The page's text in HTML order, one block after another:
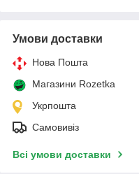
Умови доставки
Нова Пошта
Магазини Rozetka
Укрпошта
Самовивіз
Всі умови доставки